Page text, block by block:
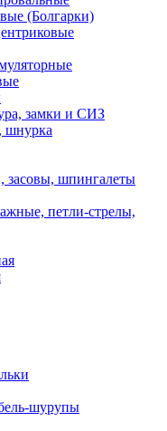
(Болгарки)
замки и СИЗ
шнурка
засовы, шпингалеты
петли-стрелы,
шурупы